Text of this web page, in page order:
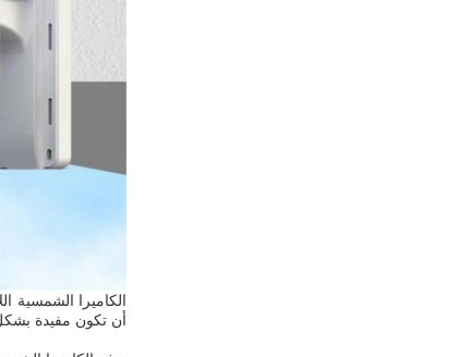
الكاميرا الشمسية
أن تكون مفيدة